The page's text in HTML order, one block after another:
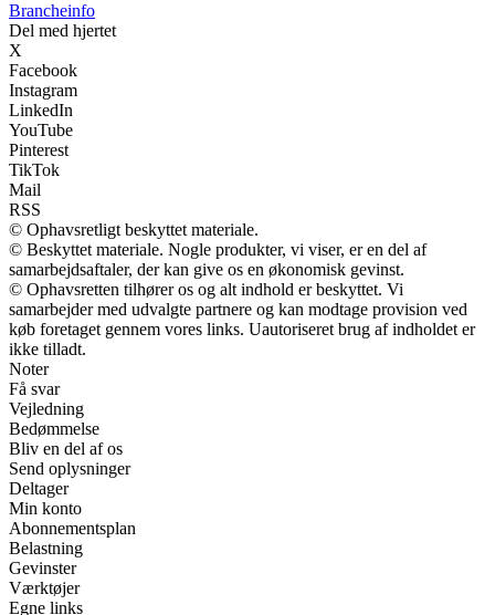
Brancheinfo
Del med hjertet
X
Facebook
Instagram
LinkedIn
YouTube
Pinterest
TikTok
Mail
RSS
© Ophavsretligt beskyttet materiale.
© Beskyttet materiale. Nogle produkter, vi viser, er en del af
samarbejdsaftaler, der kan give os en økonomisk gevinst.
© Ophavsretten tilhører os og alt indhold er beskyttet. Vi
samarbejder med udvalgte partnere og kan modtage provision ved
køb foretaget gennem vores links. Uautoriseret brug af indholdet er
ikke tilladt.
Noter
Få svar
Vejledning
Bedømmelse
Bliv en del af os
Send oplysninger
Deltager
Min konto
Abonnementsplan
Belastning
Gevinster
Værktøjer
Egne links